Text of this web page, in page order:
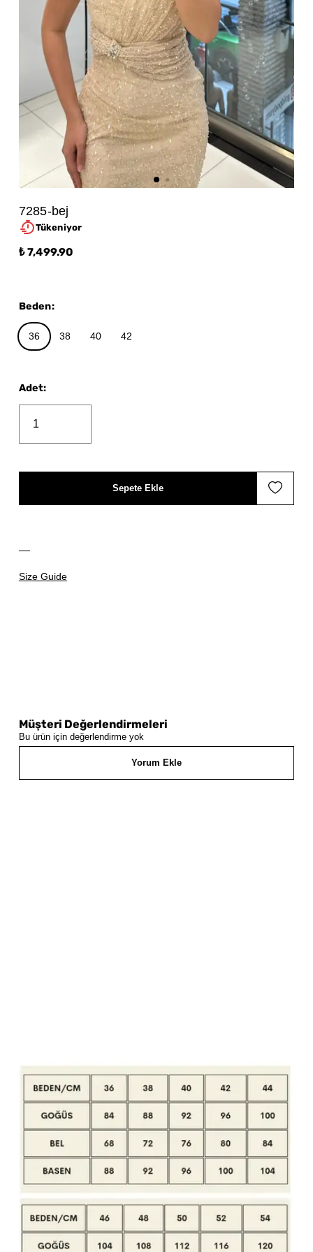
7285-bej
Tükeniyor
₺ 7,499.90
Size Guide
Beden:
36 38 40 42
Adet:
Sepete Ekle
Müşteri Değerlendirmeleri
Bu ürün için değerlendirme yok
Yorum Ekle